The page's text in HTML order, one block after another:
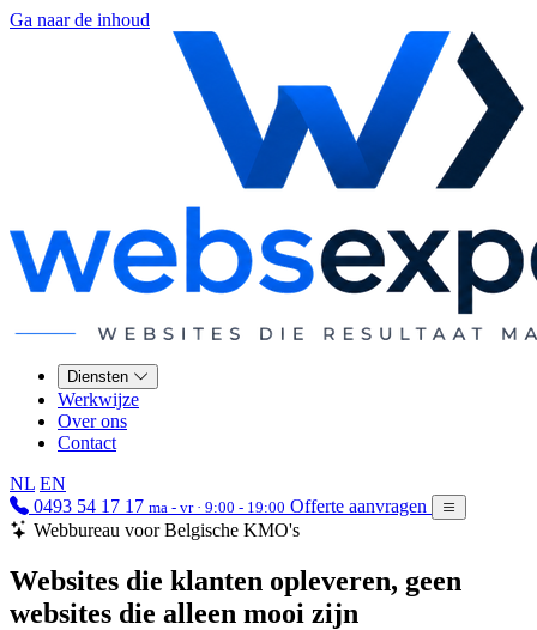
Ga naar de inhoud
Diensten
Werkwijze
Over ons
Contact
NL EN
0493 54 17 17 ma - vr · 9:00 - 19:00 Offerte aanvragen
Webbureau voor Belgische KMO's
Websites die klanten opleveren, geen
websites die alleen mooi zijn